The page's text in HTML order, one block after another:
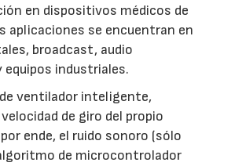
en dispositivos médicos de
aplicaciones se encuentran en
broadcast, audio
equipos industriales.
ventilador inteligente,
de giro del propio
ende, el ruido sonoro (sólo
de microcontrolador